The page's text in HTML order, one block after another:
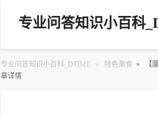
专业问答知识小百科
专业问答知识小百科_DTIME » 特色美食 »
【
章详情